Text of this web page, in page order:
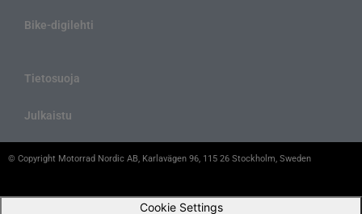
Bike-digilehti
Tietosuoja
Julkaistu
© Copyright Motorrad Nordic AB, Karlavägen 96, 115 26 Stockholm, Sweden
Cookie Settings